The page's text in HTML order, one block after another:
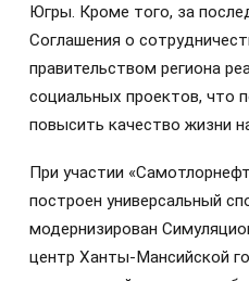
Югры. Кроме того, за
Соглашения о
правительством региона
социальных проектов, что
повысить качество жизни
При участии
построен универсальный
модернизирован
центр Ханты-Мансийской